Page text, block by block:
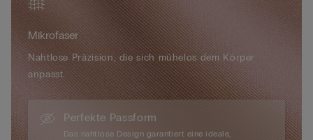
Mikrofaser
Nahtlose Präzision, die sich mühelos dem Körper
anpasst.
Perfekte Passform
Das nahtlose Design garantiert eine ideale,